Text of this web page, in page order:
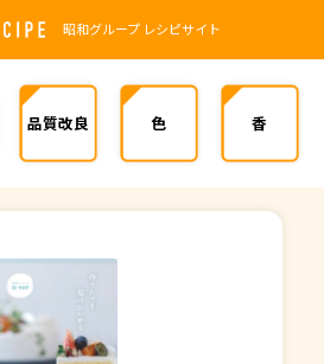
昭和グループ レシピサイト
品質改良 色 香